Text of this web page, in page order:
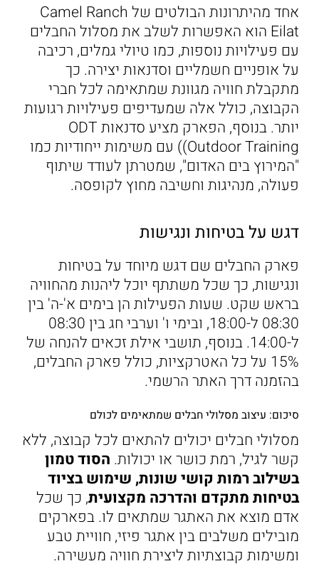
אחד מהיתרונות הבולטים של Camel Ranch
Eilat הוא האפשרות לשלב את מסלול החבלים
עם פעילויות נוספות, כמו טיולי גמלים, רכיבה
על אופניים חשמליים וסדנאות יצירה. כך
מתקבלת חוויה מגוונת שמתאימה לכל חברי
הקבוצה, כולל אלה שמעדיפים פעילויות רגועות
יותר. בנוסף, הפארק מציע סדנאות ODT
(Outdoor Training) עם משימות ייחודיות כמו
"המירוץ בים האדום", שמטרתן לעודד שיתוף
פעולה, מנהיגות וחשיבה מחוץ לקופסה.
דגש על בטיחות ונגישות
פארק החבלים שם דגש מיוחד על בטיחות
ונגישות, כך שכל משתתף יוכל ליהנות מהחוויה
בראש שקט. שעות הפעילות הן בימים א'-ה' בין
08:30 ל-18:00, ובימי ו' וערבי חג בין 08:30
ל-14:00. בנוסף, תושבי אילת זכאים להנחה של
15% על כל האטרקציות, כולל פארק החבלים,
בהזמנה דרך האתר הרשמי.
סיכום: עיצוב מסלולי חבלים שמתאימים לכולם
מסלולי חבלים יכולים להתאים לכל קבוצה, ללא
קשר לגיל, רמת כושר או יכולות. הסוד טמון
בשילוב רמות קושי שונות, שימוש בציוד
בטיחות מתקדם והדרכה מקצועית, כך שכל
אדם מוצא את האתגר שמתאים לו. בפארקים
מובילים משלבים בין אתגר פיזי, חוויית טבע
ומשימות קבוצתיות ליצירת חוויה מעשירה.